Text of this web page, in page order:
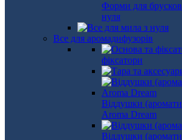
Форми для
нуля
Все для аромадифузорів
фіксатори
Віддушки
Aroma Dream
Віддушки